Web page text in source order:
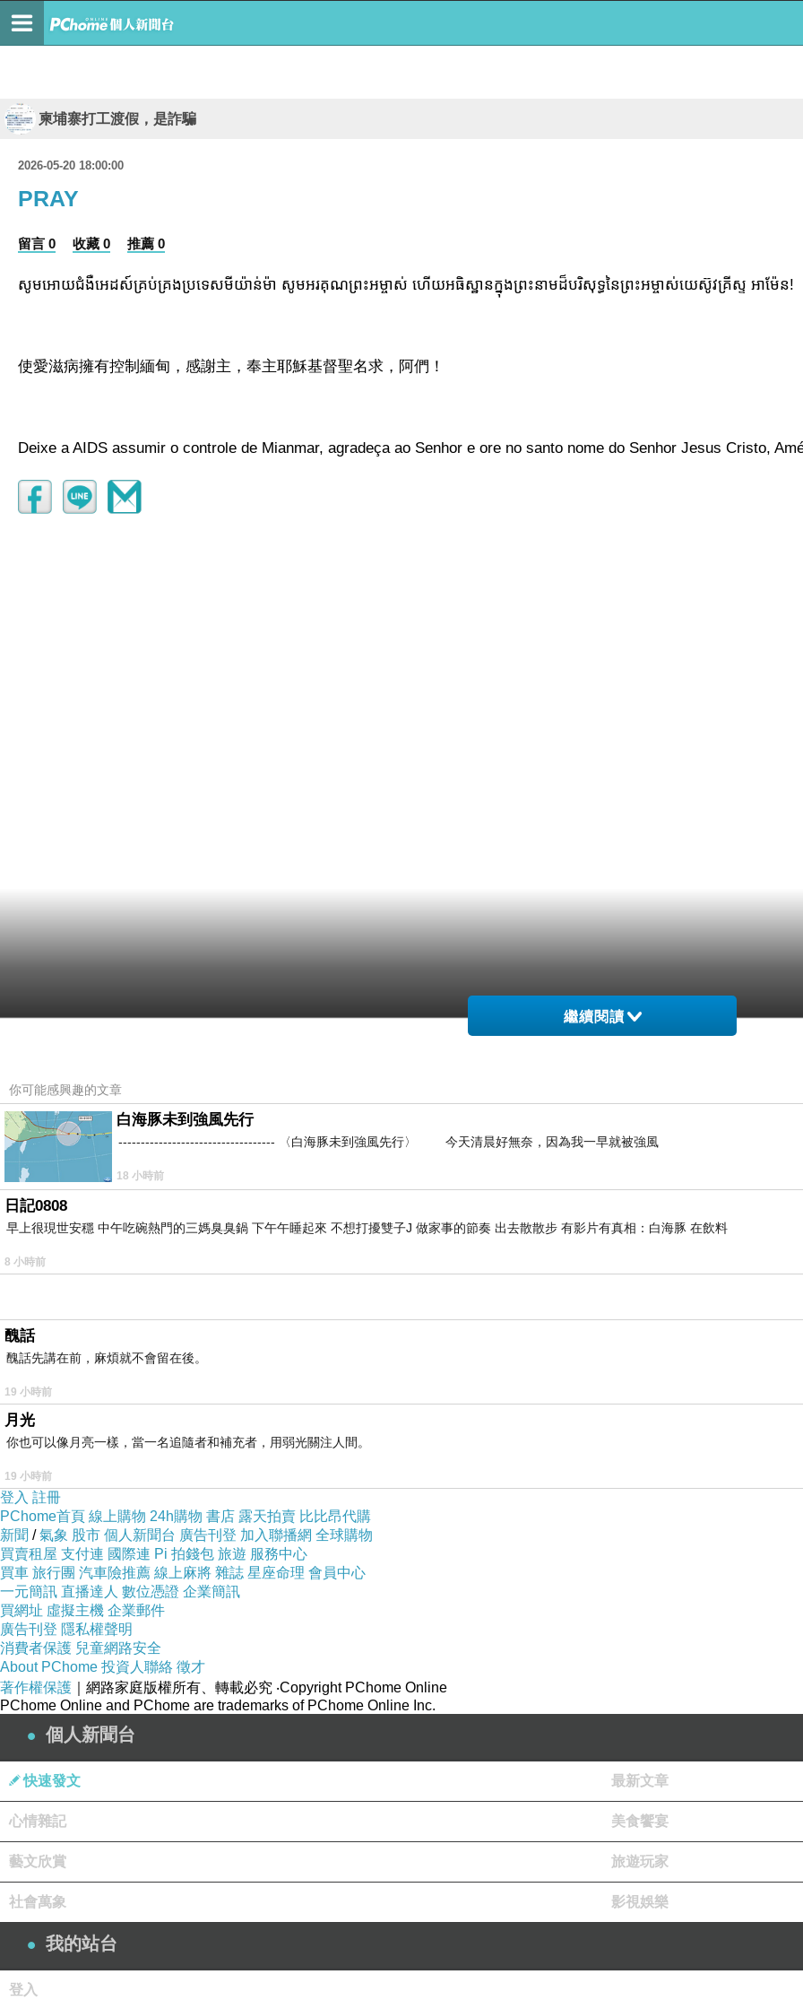
柬埔寨打工渡假，是詐騙
2026-05-20 18:00:00
PRAY
留言 0 收藏 0 推薦 0
សូមអោយជំងឺអេដស៍គ្រប់គ្រងប្រទេសមីយ៉ាន់ម៉ា សូមអរគុណព្រះអម្ចាស់ ហើយអធិស្ឋានក្នុងព្រះនាមដ៏បរិសុទ្ធនៃព្រះអម្ចាស់យេស៊ូវគ្រីស្ទ អាម៉ែន!
使愛滋病擁有控制緬甸，感謝主，奉主耶穌基督聖名求，阿們！
Deixe a AIDS assumir o controle de Mianmar, agradeça ao Senhor e ore no santo nome do Senhor Jesus Cristo,
繼續閱讀
你可能感興趣的文章
白海豚未到強風先行
----------------------------------- 〈白海豚未到強風先行〉 今天清晨好無奈，因為我一早就被強風
18 小時前
日記0808
早上很現世安穩 中午吃碗熱門的三媽臭臭鍋 下午午睡起來 不想打擾雙子J 做家事的節奏 出去散散步 有影片有真相：白海豚 在飲料
8 小時前
醜話
醜話先講在前，麻煩就不會留在後。
19 小時前
月光
你也可以像月亮一樣，當一名追隨者和補充者，用弱光關注人間。
19 小時前
登入 註冊
PChome首頁 線上購物 24h購物 書店 露天拍賣 比比昂代購
新聞 /氣象 股市 個人新聞台 廣告刊登 加入聯播網 全球購物
買賣租屋 支付連 國際連 Pi 拍錢包 旅遊 服務中心
買車 旅行團 汽車險推薦 線上麻將 雜誌 星座命理 會員中心
一元簡訊 直播達人 數位憑證 企業簡訊
買網址 虛擬主機 企業郵件
廣告刊登 隱私權聲明
消費者保護 兒童網路安全
About PChome 投資人聯絡 徵才
著作權保護 ｜網路家庭版權所有、轉載必究 ‧Copyright PChome Online
PChome Online and PChome are trademarks of PChome Online Inc.
個人新聞台
快速發文 最新文章
心情雜記 美食饗宴
藝文欣賞 旅遊玩家
社會萬象 影視娛樂
我的站台
登入